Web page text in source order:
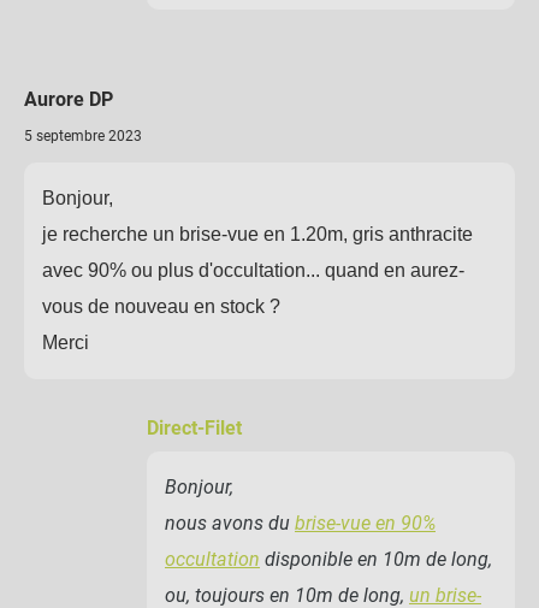
Aurore DP
5 septembre 2023
Bonjour,
je recherche un brise-vue en 1.20m, gris anthracite
avec 90% ou plus d'occultation... quand en aurez-
vous de nouveau en stock ?
Merci
Direct-Filet
Bonjour,
nous avons du brise-vue en 90%
occultation disponible en 10m de long,
ou, toujours en 10m de long, un brise-